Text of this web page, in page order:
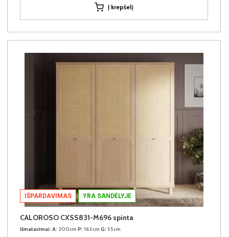
Į krepšelį
IŠPARDAVIMAS YRA SANDĖLYJE
CALOROSO CXSS831-M696 spinta
Išmatavimai: A: 200cm P: 165cm G: 55cm